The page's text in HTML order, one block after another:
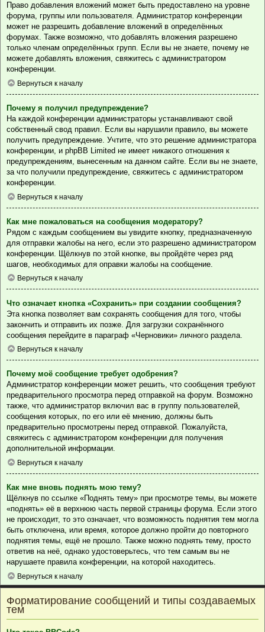
Право добавления вложений может быть предоставлено на уровне
форума, группы или пользователя. Администратор конференции
может не разрешить добавление вложений в определённых
форумах. Также возможно, что добавлять вложения разрешено
только членам определённых групп. Если вы не знаете, почему не
можете добавлять вложения, свяжитесь с администратором
конференции.
Вернуться к началу
Почему я получил предупреждение?
На каждой конференции администраторы устанавливают свой
собственный свод правил. Если вы нарушили правило, вы можете
получить предупреждение. Учтите, что это решение администратора
конференции, и phpBB Limited не имеет никакого отношения к
предупреждениям, вынесенным на данном сайте. Если вы не знаете,
за что получили предупреждение, свяжитесь с администратором
конференции.
Вернуться к началу
Как мне пожаловаться на сообщения модератору?
Рядом с каждым сообщением вы увидите кнопку, предназначенную
для отправки жалобы на него, если это разрешено администратором
конференции. Щёлкнув по этой кнопке, вы пройдёте через ряд
шагов, необходимых для оправки жалобы на сообщение.
Вернуться к началу
Что означает кнопка «Сохранить» при создании сообщения?
Эта кнопка позволяет вам сохранять сообщения для того, чтобы
закончить и отправить их позже. Для загрузки сохранённого
сообщения перейдите в параграф «Черновики» личного раздела.
Вернуться к началу
Почему моё сообщение требует одобрения?
Администратор конференции может решить, что сообщения требуют
предварительного просмотра перед отправкой на форум. Возможно
также, что администратор включил вас в группу пользователей,
сообщения которых, по его или её мнению, должны быть
предварительно просмотрены перед отправкой. Пожалуйста,
свяжитесь с администратором конференции для получения
дополнительной информации.
Вернуться к началу
Как мне вновь поднять мою тему?
Щёлкнув по ссылке «Поднять тему» при просмотре темы, вы можете
«поднять» её в верхнюю часть первой страницы форума. Если этого
не происходит, то это означает, что возможность поднятия тем могла
быть отключена, или время, которое должно пройти до повторного
поднятия темы, ещё не прошло. Также можно поднять тему, просто
ответив на неё, однако удостоверьтесь, что тем самым вы не
нарушаете правила конференции, на которой находитесь.
Вернуться к началу
Форматирование сообщений и типы создаваемых
тем